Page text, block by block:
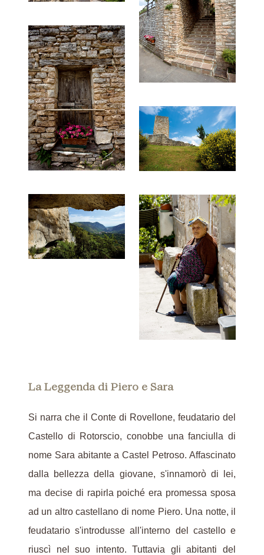
La Leggenda di Piero e Sara
Si narra che il Conte di Rovellone, feudatario del
Castello di Rotorscio, conobbe una fanciulla di
nome Sara abitante a Castel Petroso. Affascinato
dalla bellezza della giovane, s'innamorò di lei,
ma decise di rapirla poiché era promessa sposa
ad un altro castellano di nome Piero. Una notte, il
feudatario s'introdusse all'interno del castello e
riuscì nel suo intento. Tuttavia gli abitanti del